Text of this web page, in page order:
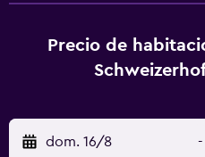
calidad. Se ofrece una
cm con canales digitales.
Internet wifi gratis. Entre las
pensadas para las personas
Precio de
dom. 16/8 -